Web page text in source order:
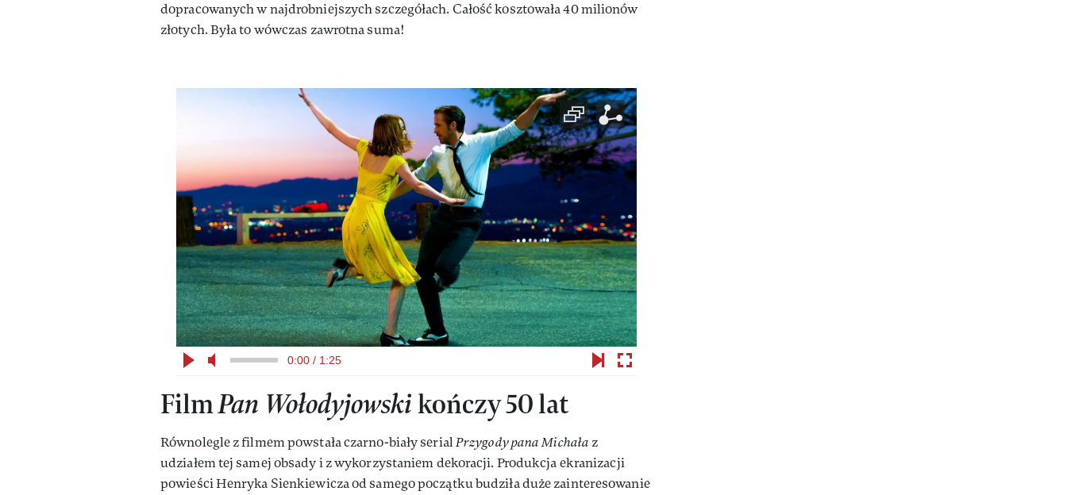
dopracowanych w najdrobniejszych szczegółach. Całość kosztowała 40 milionów
złotych. Była to wówczas zawrotna suma!
0:00 / 1:25
FilmPan Wołodyjowskikończy 50 lat
Równolegle z filmem powstała czarno-biały serialPrzygody pana Michała z
udziałem tej samej obsady i z wykorzystaniem dekoracji. Produkcja ekranizacji
powieści Henryka Sienkiewicza od samego początku budziła duże zainteresowanie